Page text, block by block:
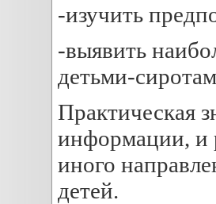
-изучить
-выявить
детьми-
Практическая
информации, и
иного
детей.